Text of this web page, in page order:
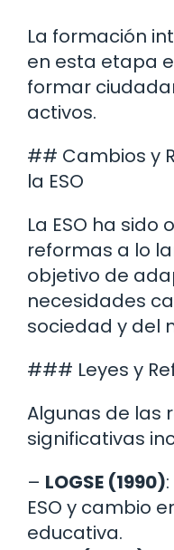
La formación
en esta etapa
formar
activos.
## Cambios y
la ESO
La ESO ha
reformas a lo
objetivo de
necesidades
sociedad y del
### Leyes y
Algunas de las
significativas
– LOGSE (1990)
ESO y cambio
educativa.